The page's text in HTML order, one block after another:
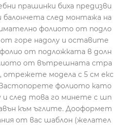
прашинки биха предизви
балончета след монтажа на
фолиото от подло
горе надолу и оставите
от подложката в долн
от вътрешната стра
отрежете модела с 5 см екс
фолиото като
и след това го минете с шп
към ъглите. Дооформет
от вас шаблон (желател